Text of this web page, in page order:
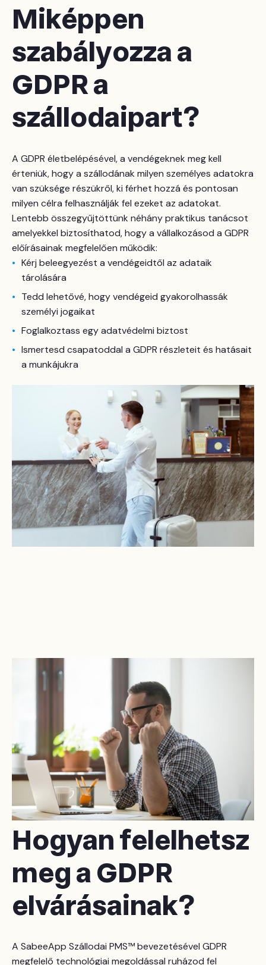
Miképpen
szabályozza a
GDPR a
szállodaipart?
A GDPR életbelépésével, a vendégeknek meg kell
érteniük, hogy a szállodának milyen személyes adatokra
van szüksége részükről, ki férhet hozzá és pontosan
milyen célra felhasználják fel ezeket az adatokat.
Lentebb összegyűjtöttünk néhány praktikus tanácsot
amelyekkel biztosíthatod, hogy a vállalkozásod a GDPR
előírásainak megfelelően működik:
Kérj beleegyezést a vendégeidtől az adataik
tárolására
Tedd lehetővé, hogy vendégeid gyakorolhassák
személyi jogaikat
Foglalkoztass egy adatvédelmi biztost
Ismertesd csapatoddal a GDPR részleteit és hatásait
a munkájukra
Hogyan felelhetsz
meg a GDPR
elvárásainak?
A SabeeApp Szállodai PMS™bevezetésével GDPR
megfelelő technológiai megoldással ruházod fel